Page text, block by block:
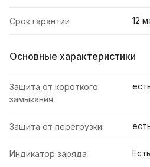
Срок гарантии 12
Основные характеристики
Защита от короткого
замыкания
Защита от перегрузки
Индикатор заряда Есть